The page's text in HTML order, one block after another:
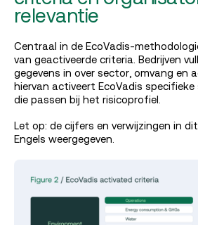
relevantie
Centraal in de EcoVadis-
van geactiveerde criteria. Bedrijven
gegevens in over sector, omvang en
hiervan activeert EcoVadis specifieke
die passen bij het risicoprofiel.
Let op: de cijfers en verwijzingen in
Engels weergegeven.